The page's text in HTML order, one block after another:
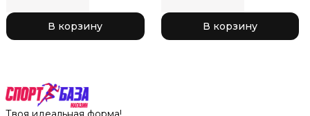
Black x Coral
В корзину
Black x Pink
В корзину